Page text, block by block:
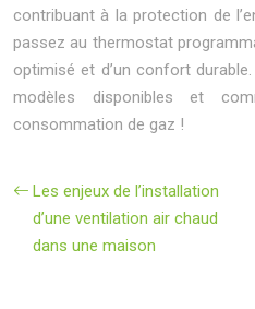
contribuant à la protection de
passez au thermostat
optimisé et d’un confort
modèles disponibles et
consommation de gaz !
Les enjeux de l’installation
d’une ventilation air chaud
dans une maison